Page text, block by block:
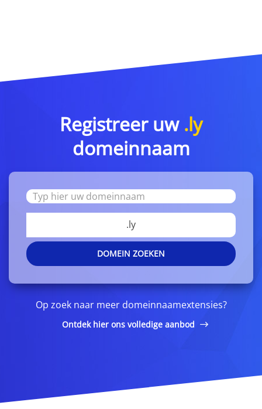
Registreer uw .ly
domeinnaam
.ly
DOMEIN ZOEKEN
Op zoek naar meer domeinnaamextensies?
Ontdek hier ons volledige aanbod